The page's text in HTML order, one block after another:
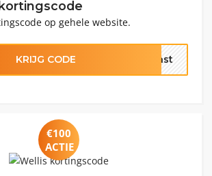
op gehele website.
KRIJG CODE past
€100
ACTIE